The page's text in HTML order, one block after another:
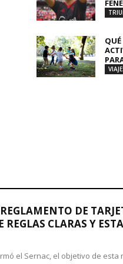
QUÉ
DE
REGLAS CLARAS Y
el Sernac, el objetivo de